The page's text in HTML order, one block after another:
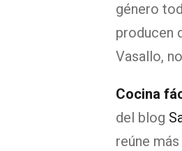
género
producen
Vasallo,
Cocina
del blog
reúne